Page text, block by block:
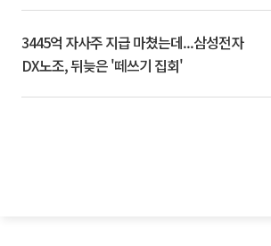
3445억 자사주 지급 마쳤는데...삼성전자
DX노조, 뒤늦은 '떼쓰기 집회'